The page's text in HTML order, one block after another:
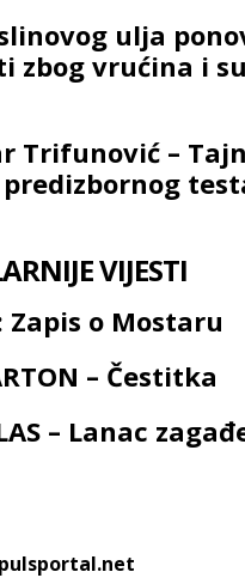
ulja
zbog vrućina i
Trifunović –
predizbornog
VIJESTI
Zapis o Mostaru
– Čestitka
– Lanac